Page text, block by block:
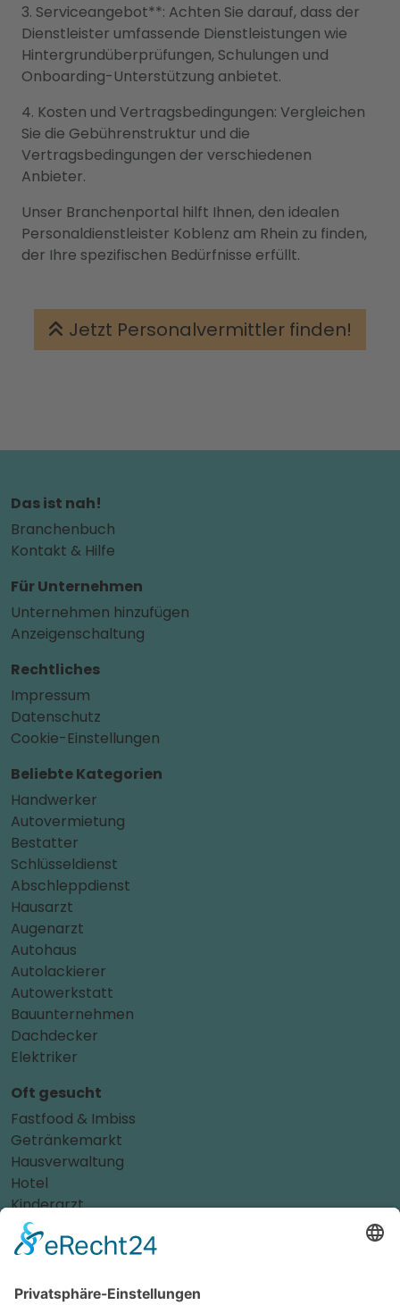
3. Serviceangebot**: Achten Sie darauf, dass der
Dienstleister umfassende Dienstleistungen wie
Hintergrundüberprüfungen, Schulungen und
Onboarding-Unterstützung anbietet.
4. Kosten und Vertragsbedingungen: Vergleichen
Sie die Gebührenstruktur und die
Vertragsbedingungen der verschiedenen
Anbieter.
Unser Branchenportal hilft Ihnen, den idealen
Personaldienstleister Koblenz am Rhein zu finden,
der Ihre spezifischen Bedürfnisse erfüllt.
Jetzt Personalvermittler finden!
Das ist nah!
Branchenbuch
Kontakt & Hilfe
Für Unternehmen
Unternehmen hinzufügen
Anzeigenschaltung
Rechtliches
Impressum
Datenschutz
Cookie-Einstellungen
Beliebte Kategorien
Handwerker
Autovermietung
Bestatter
Schlüsseldienst
Abschleppdienst
Hausarzt
Augenarzt
Autohaus
Autolackierer
Autowerkstatt
Bauunternehmen
Dachdecker
Elektriker
Oft gesucht
Fastfood & Imbiss
Getränkemarkt
Hausverwaltung
Hotel
Kinderarzt
Personalvermittler
Weitere Sportvereine
Zahnarzt